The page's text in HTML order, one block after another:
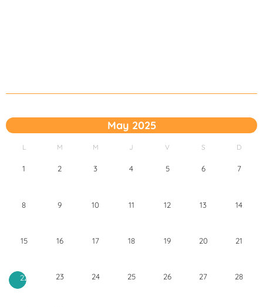
May 2025
L M M J V S D
1 2 3 4 5 6 7
8 9 10 11 12 13 14
15 16 17 18 19 20 21
22 23 24 25 26 27 28